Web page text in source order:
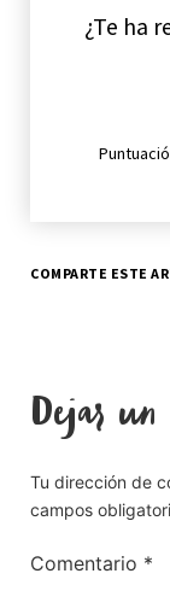
¿Te ha
COMPARTE ESTE
Dejar
Tu dirección de
campos
Comentario *